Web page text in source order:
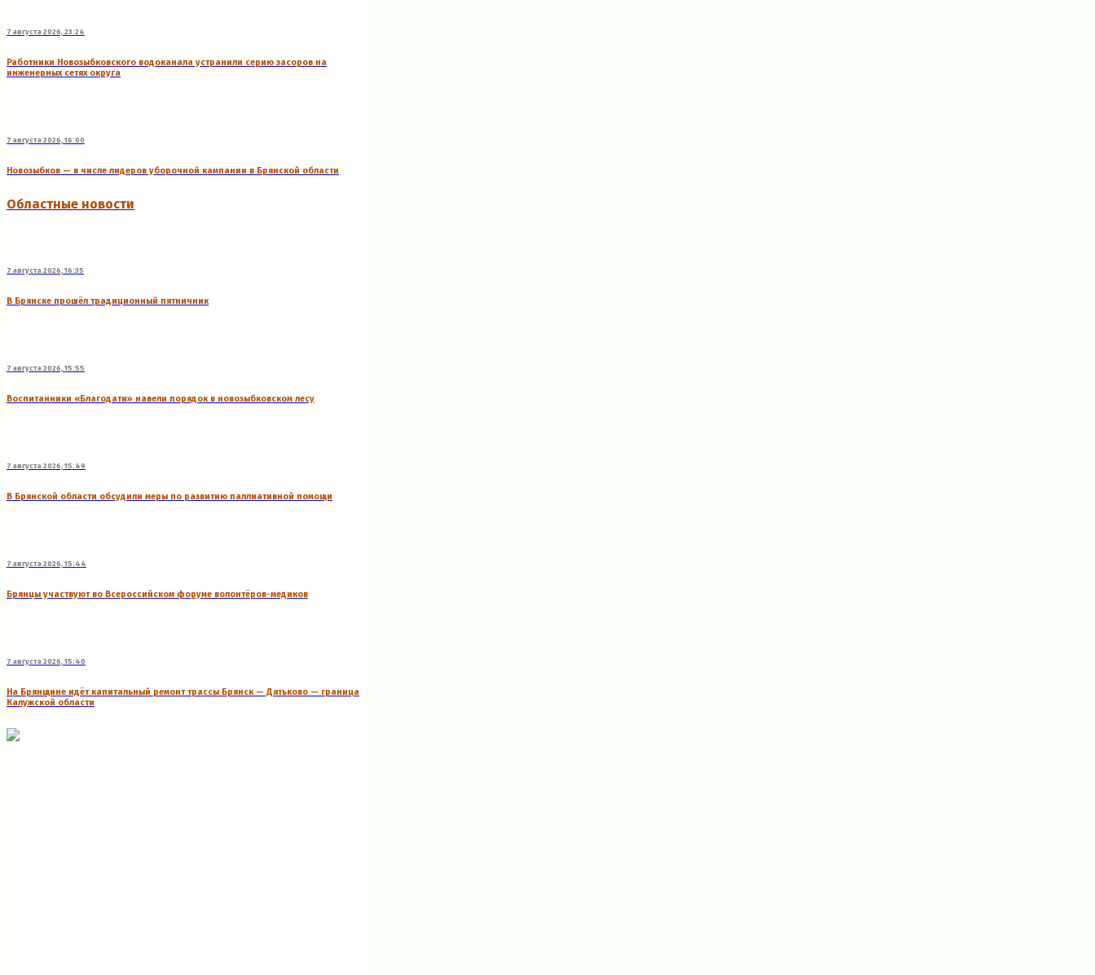
7 августа 2026, 23:24
Работники Новозыбковского водоканала устранили серию засоров на
инженерных сетях округа
7 августа 2026, 16:00
Новозыбков — в числе лидеров уборочной кампании в Брянской области
Областные новости
7 августа 2026, 16:35
В Брянске прошёл традиционный пятничник
7 августа 2026, 15:55
Воспитанники «Благодати» навели порядок в новозыбковском лесу
7 августа 2026, 15:49
В Брянской области обсудили меры по развитию паллиативной помощи
7 августа 2026, 15:44
Брянцы участвуют во Всероссийском форуме волонтёров-медиков
7 августа 2026, 15:40
На Брянщине идёт капитальный ремонт трассы Брянск — Дятьково — граница
Калужской области